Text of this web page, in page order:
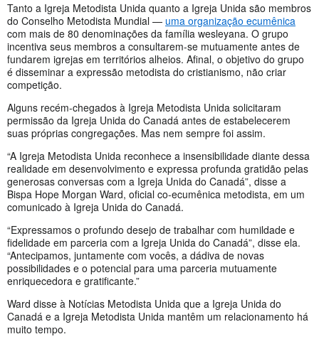
Tanto a Igreja Metodista Unida quanto a Igreja Unida são membros
do Conselho Metodista Mundial — uma organização ecumênica
com mais de 80 denominações da família wesleyana. O grupo
incentiva seus membros a consultarem-se mutuamente antes de
fundarem igrejas em territórios alheios. Afinal, o objetivo do grupo
é disseminar a expressão metodista do cristianismo, não criar
competição.
Alguns recém-chegados à Igreja Metodista Unida solicitaram
permissão da Igreja Unida do Canadá antes de estabelecerem
suas próprias congregações. Mas nem sempre foi assim.
“A Igreja Metodista Unida reconhece a insensibilidade diante dessa
realidade em desenvolvimento e expressa profunda gratidão pelas
generosas conversas com a Igreja Unida do Canadá”, disse a
Bispa Hope Morgan Ward, oficial co-ecumênica metodista, em um
comunicado à Igreja Unida do Canadá.
“Expressamos o profundo desejo de trabalhar com humildade e
fidelidade em parceria com a Igreja Unida do Canadá”, disse ela.
“Antecipamos, juntamente com vocês, a dádiva de novas
possibilidades e o potencial para uma parceria mutuamente
enriquecedora e gratificante.”
Ward disse à Notícias Metodista Unida que a Igreja Unida do
Canadá e a Igreja Metodista Unida mantêm um relacionamento há
muito tempo.